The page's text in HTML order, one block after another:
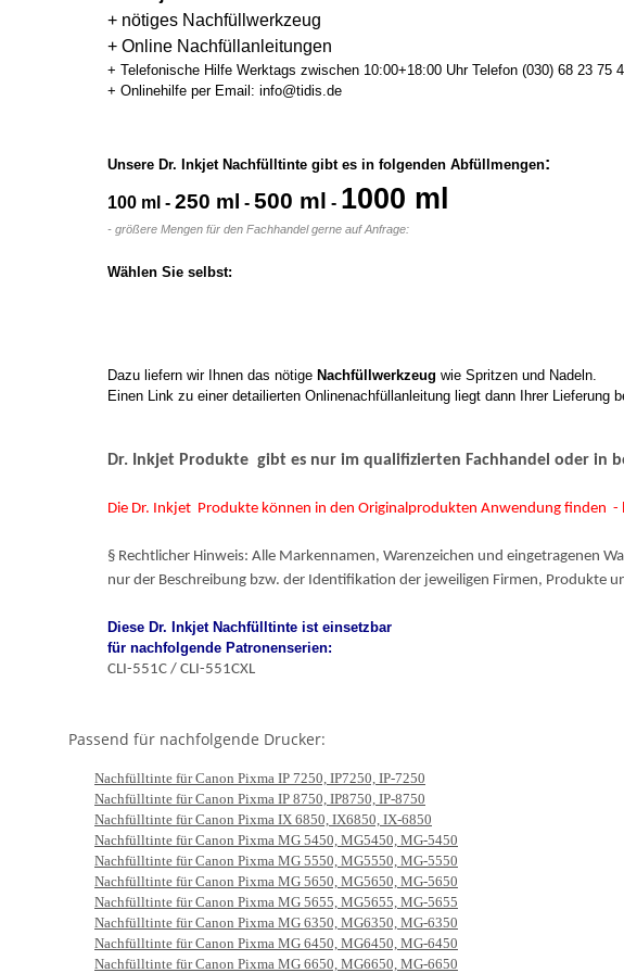
+ nötiges Nachfüllwerkzeug
+ Online Nachfüllanleitungen
+ Telefonische Hilfe Werktags zwischen 10:00+18:00 Uhr Telefon (030) 68 23 75
+ Onlinehilfe per Email: info@tidis.de
Unsere Dr. Inkjet Nachfülltinte gibt es in folgenden Abfüllmengen:
100 ml - 250 ml - 500 ml - 1000 ml
- größere Mengen für den Fachhandel gerne auf Anfrage:
Wählen Sie selbst:
Dazu liefern wir Ihnen das nötige Nachfüllwerkzeug wie Spritzen und Nadeln.
Einen Link zu einer detailierten Onlinenachfüllanleitung liegt dann Ihrer Lieferung
Dr. Inkjet Produkte gibt es nur im qualifizierten Fachhandel oder in
Die Dr. Inkjet Produkte können in den Originalprodukten Anwendung finden -
§ Rechtlicher Hinweis: Alle Markennamen, Warenzeichen und eingetragenen
nur der Beschreibung bzw. der Identifikation der jeweiligen Firmen, Produkte
Diese Dr. Inkjet Nachfülltinte ist einsetzbar
für nachfolgende Patronenserien:
CLI-551C / CLI-551CXL
Passend für nachfolgende Drucker:
Nachfülltinte für Canon Pixma IP 7250, IP7250, IP-7250
Nachfülltinte für Canon Pixma IP 8750, IP8750, IP-8750
Nachfülltinte für Canon Pixma IX 6850, IX6850, IX-6850
Nachfülltinte für Canon Pixma MG 5450, MG5450, MG-5450
Nachfülltinte für Canon Pixma MG 5550, MG5550, MG-5550
Nachfülltinte für Canon Pixma MG 5650, MG5650, MG-5650
Nachfülltinte für Canon Pixma MG 5655, MG5655, MG-5655
Nachfülltinte für Canon Pixma MG 6350, MG6350, MG-6350
Nachfülltinte für Canon Pixma MG 6450, MG6450, MG-6450
Nachfülltinte für Canon Pixma MG 6650, MG6650, MG-6650